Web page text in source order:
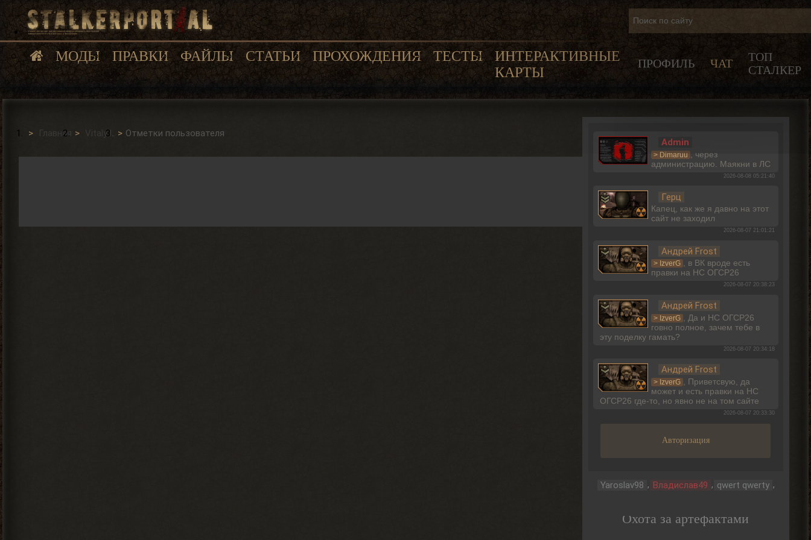
МОДЫ ПРАВКИ ФАЙЛЫ СТАТЬИ ПРОХОЖДЕНИЯ ТЕСТЫ
ИНТЕРАКТИВНЫЕ
КАРТЫ
ПРОФИЛЬ ЧАТ
ТОП
СТАЛКЕР
Главная Vitaly L
Отметки пользователя
Admin
> Dimaruu , через
администрацию. Маякни в ЛС
2026-08-08 05:21:40
Герц
Капец, как же я давно на этот
сайт не заходил
2026-08-07 21:01:21
Андрей Frost
> IzverG , в ВК вроде есть
правки на НС ОГСР26
2026-08-07 20:38:23
Андрей Frost
> IzverG , Да и НС ОГСР26
говно полное, зачем тебе в
эту поделку гамать?
2026-08-07 20:34:18
Андрей Frost
> IzverG , Приветсвую, да
может и есть правки на НС
ОГСР26 где-то, но явно не на том сайте
2026-08-07 20:33:30
Разместил несколько меток
функционала.
Dimaruu
Имею ввиду метки
Авторизация
Yaroslav98 , Владислав49 , qwert qwerty ,
Охота за артефактами